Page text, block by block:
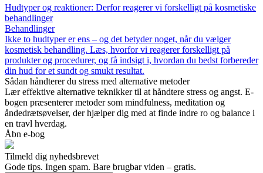
Hudtyper og reaktioner: Derfor reagerer vi forskelligt på kosmetiske
behandlinger
Behandlinger
Ikke to hudtyper er ens – og det betyder noget, når du vælger
kosmetisk behandling. Læs, hvorfor vi reagerer forskelligt på
produkter og procedurer, og få indsigt i, hvordan du bedst forbereder
din hud for et sundt og smukt resultat.
Sådan håndterer du stress med alternative metoder
Lær effektive alternative teknikker til at håndtere stress og angst. E-
bogen præsenterer metoder som mindfulness, meditation og
åndedrætsøvelser, der hjælper dig med at finde indre ro og balance i
en travl hverdag.
Åbn e-bog
Tilmeld dig nyhedsbrevet
Gode tips. Ingen spam. Bare brugbar viden – gratis.